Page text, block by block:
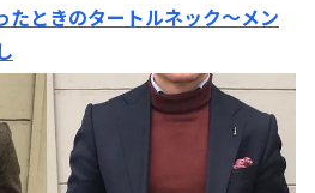
たときのタートルネック〜メン